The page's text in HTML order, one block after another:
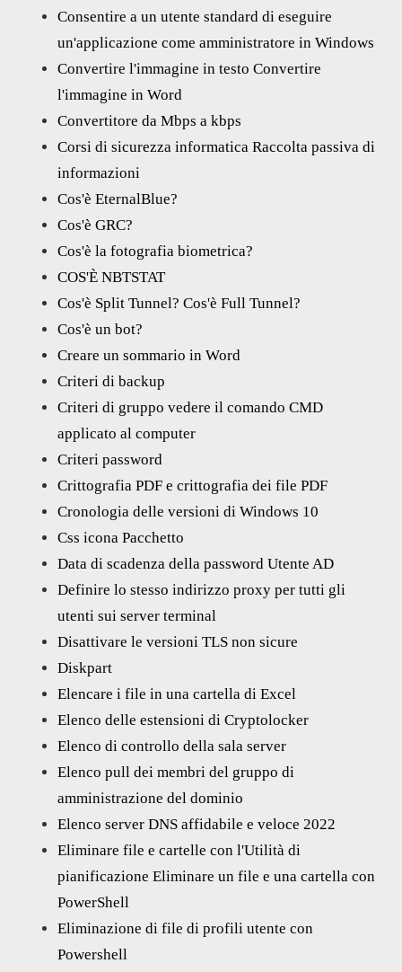
Consentire a un utente standard di eseguire
un'applicazione come amministratore in Windows
Convertire l'immagine in testo Convertire
l'immagine in Word
Convertitore da Mbps a kbps
Corsi di sicurezza informatica Raccolta passiva di
informazioni
Cos'è EternalBlue?
Cos'è GRC?
Cos'è la fotografia biometrica?
COS'È NBTSTAT
Cos'è Split Tunnel? Cos'è Full Tunnel?
Cos'è un bot?
Creare un sommario in Word
Criteri di backup
Criteri di gruppo vedere il comando CMD
applicato al computer
Criteri password
Crittografia PDF e crittografia dei file PDF
Cronologia delle versioni di Windows 10
Css icona Pacchetto
Data di scadenza della password Utente AD
Definire lo stesso indirizzo proxy per tutti gli
utenti sui server terminal
Disattivare le versioni TLS non sicure
Diskpart
Elencare i file in una cartella di Excel
Elenco delle estensioni di Cryptolocker
Elenco di controllo della sala server
Elenco pull dei membri del gruppo di
amministrazione del dominio
Elenco server DNS affidabile e veloce 2022
Eliminare file e cartelle con l'Utilità di
pianificazione Eliminare un file e una cartella con
PowerShell
Eliminazione di file di profili utente con
Powershell